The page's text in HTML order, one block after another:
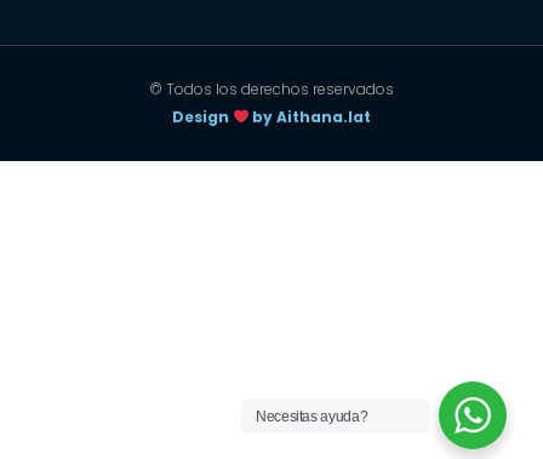
© Todos los derechos reservados
Design
by Aithana.lat
Necesitas ayuda?